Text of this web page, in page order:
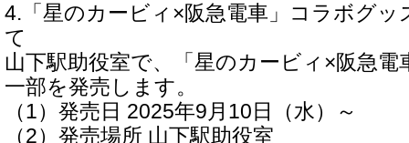
4.「星のカービィ×阪急電車」コラボグッ
て
山下駅助役室で、「星のカービィ×阪急
一部を発売します。
（1）発売日 2025年9月10日（水）～
（2）発売場所 山下駅助役室